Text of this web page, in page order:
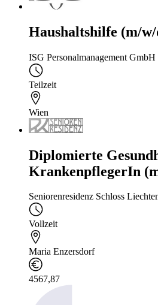
Haushaltshilfe (m/
ISG Personalmanagement GmbH
Teilzeit
Wien
Diplomierte
KrankenpflegerIn
Seniorenresidenz Schloss
Vollzeit
Maria Enzersdorf
4567,87